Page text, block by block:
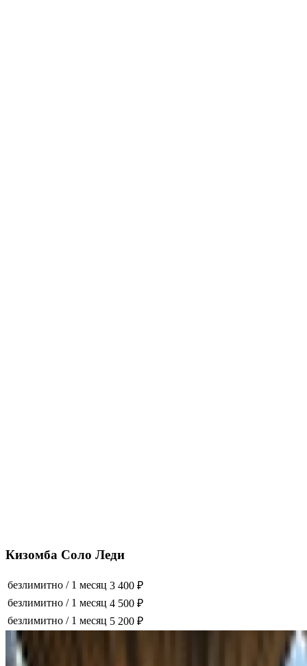
Кизомба Соло Леди
безлимитно / 1 месяц 3 400 ₽
безлимитно / 1 месяц 4 500 ₽
безлимитно / 1 месяц 5 200 ₽